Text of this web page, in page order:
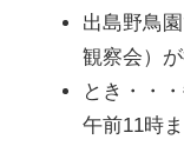
出島野鳥
観察会）
とき・・
午前11時ま